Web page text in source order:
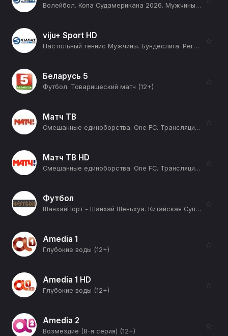
Волейбол. Копа Судамерикана 2026. Мужчины. День 2. Бразилия - Венесуэла (12+)
viju+ Sport HD
Настольный теннис Мужчины. Бундеслига. Регулярный сезон 2025/26. 14 тур. Боруссия Дюссельдорф - Бад Хомбуог (12+)
☆
Беларусь 5
Футбол. Товарищеский матч (12+)
☆
Матч ТВ
Смешанные единоборства. One FC. Трансляция из Таиланда. Прямая трансляция (12+)
☆
Матч ТВ HD
Смешанные единоборства. One FC. Трансляция из Таиланда. Прямая трансляция (12+)
☆
Футбол
ШанхайПорт - Шанхай Шеньхуа. Китайская Суперлига. Сезон 2026 (12+)
☆
Amedia 1
Глубокие воды (12+)
☆
Amedia 1 HD
Глубокие воды (12+)
☆
Amedia 2
Возмездие (8-я серия) (12+)
☆